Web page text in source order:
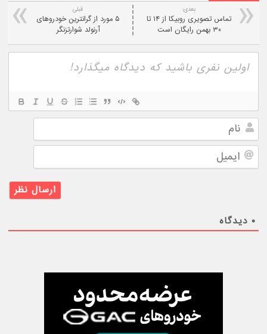
قبلی
۵ مورد از گرانترین خودروهای
آرنولد شوارتزنگر
بعدی:
تماس تصویری روبیکا از ۱۴ تا
۳۰ بهمن رایگان است
نام
۰ دیدگاه